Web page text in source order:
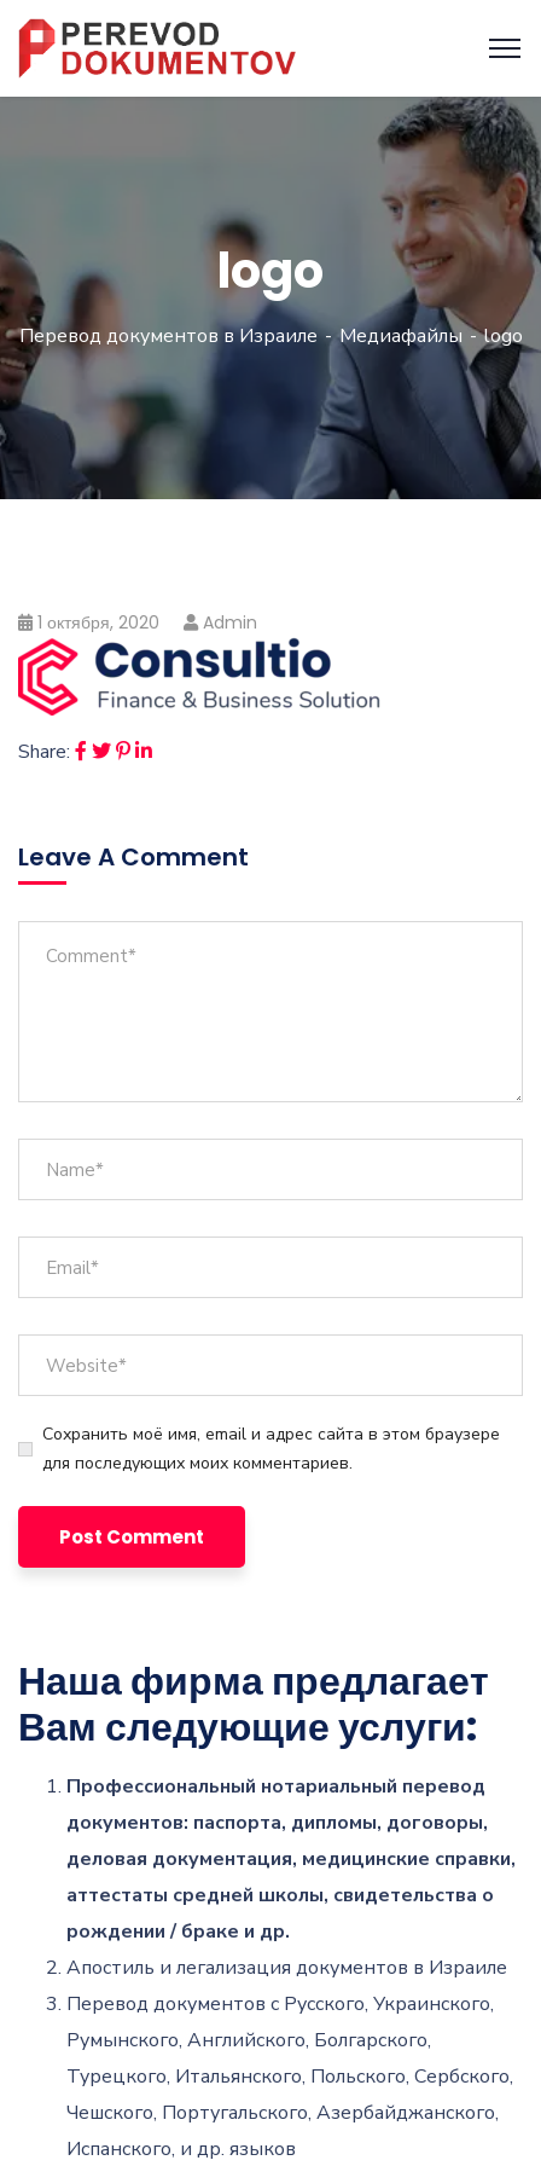
logo
Перевод документов в Израиле Медиафайлы logo
1 октября, 2020 Admin
Share:
Leave A Comment
Сохранить моё имя, email и адрес сайта в этом браузере
для последующих моих комментариев.
Наша фирма предлагает
Вам следующие услуги:
Профессиональный нотариальный перевод
документов: паспорта, дипломы, договоры,
деловая документация, медицинские справки,
аттестаты средней школы, свидетельства о
рождении / браке и др.
Апостиль и легализация документов в Израиле
Перевод документов с Русского, Украинского,
Румынского, Английского, Болгарского,
Турецкого, Итальянского, Польского, Сербского,
Чешского, Португальского, Азербайджанского,
Испанского, и др. языков